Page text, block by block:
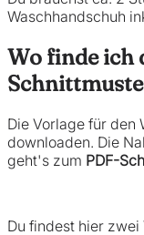
Waschhandschuh
Wo finde ich
Die Vorlage für den
downloaden. Die
geht's zum PDF-
Du findest hier